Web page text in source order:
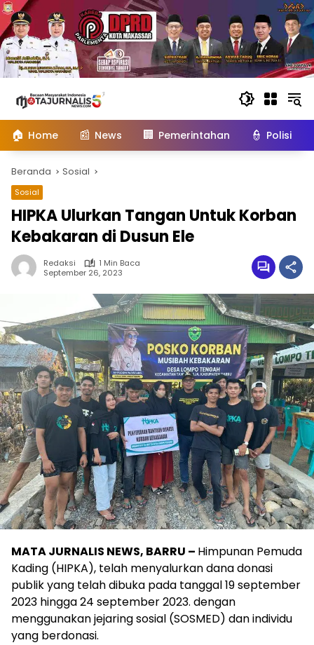
konten
🏠 Home 📰 News 🏢 Pemerintahan 👮 Polisi
Beranda Sosial
Sosial
HIPKA Ulurkan Tangan Untuk Korban
Kebakaran di Dusun Ele
Redaksi
1 Min Baca
September 26, 2023
MATA JURNALIS NEWS, BARRU – Himpunan Pemuda
Kading (HIPKA), telah menyalurkan dana donasi
publik yang telah dibuka pada tanggal 19 september
2023 hingga 24 september 2023. dengan
menggunakan jejaring sosial (SOSMED) dan individu
yang berdonasi.